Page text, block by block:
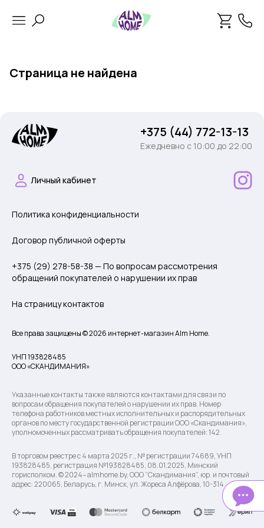
Страница не найдена
+375 (44) 772-13-13
Ежедневно c 10:00 до 22:00
Личный кабинет
Политика конфиденциальности
Договор публичной оферты
+375 (29) 278-58-38 — По вопросам рассмотрения
обращений покупателей о нарушении их прав
На страницу контактов
Все права защищены © 2026 интернет-магазин Alm Home.
УНП 193828485
ООО «СКАНДИМАНИЯ»
Указанные контакты также являются контактами для связи по
вопросам обращения покупателей о нарушении их прав. Номер
телефона работников местных исполнительных и распорядительных
органов по месту государственной регистрации ООО «Скандимания»,
уполномоченных рассматривать обращения покупателей: 142.
В торговом реестре с 4 марта 2025 г., № регистрации 74689, УНП
193828485, регистрация №193828485, 08.01.2025, Минский
горисполком. © 2024– almhome.by, ООО “Скандимания”, юр. и почтовый
адрес: 220065, Беларусь, г. Минск, ул. Жореса Алфёрова, 10-314